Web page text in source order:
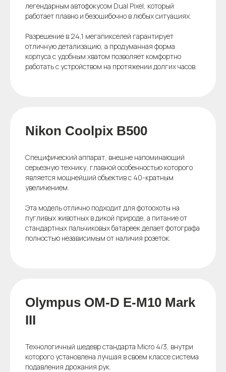
легендарным автофокусом Dual Pixel, который
работает плавно и безошибочно в любых ситуациях.
Разрешение в 24,1 мегапикселей гарантирует
отличную детализацию, а продуманная форма
корпуса с удобным хватом позволяет комфортно
работать с устройством на протяжении долгих часов.
Nikon Coolpix B500
Специфический аппарат, внешне напоминающий
серьезную технику, главной особенностью которого
является мощнейший объектив с 40-кратным
увеличением.
Эта модель отлично подходит для фотоохоты на
пугливых животных в дикой природе, а питание от
стандартных пальчиковых батареек делает фотографа
полностью независимым от наличия розеток.
Olympus OM-D E-M10 Mark
III
Технологичный шедевр стандарта Micro 4/3, внутри
которого установлена лучшая в своем классе система
подавления дрожания рук.